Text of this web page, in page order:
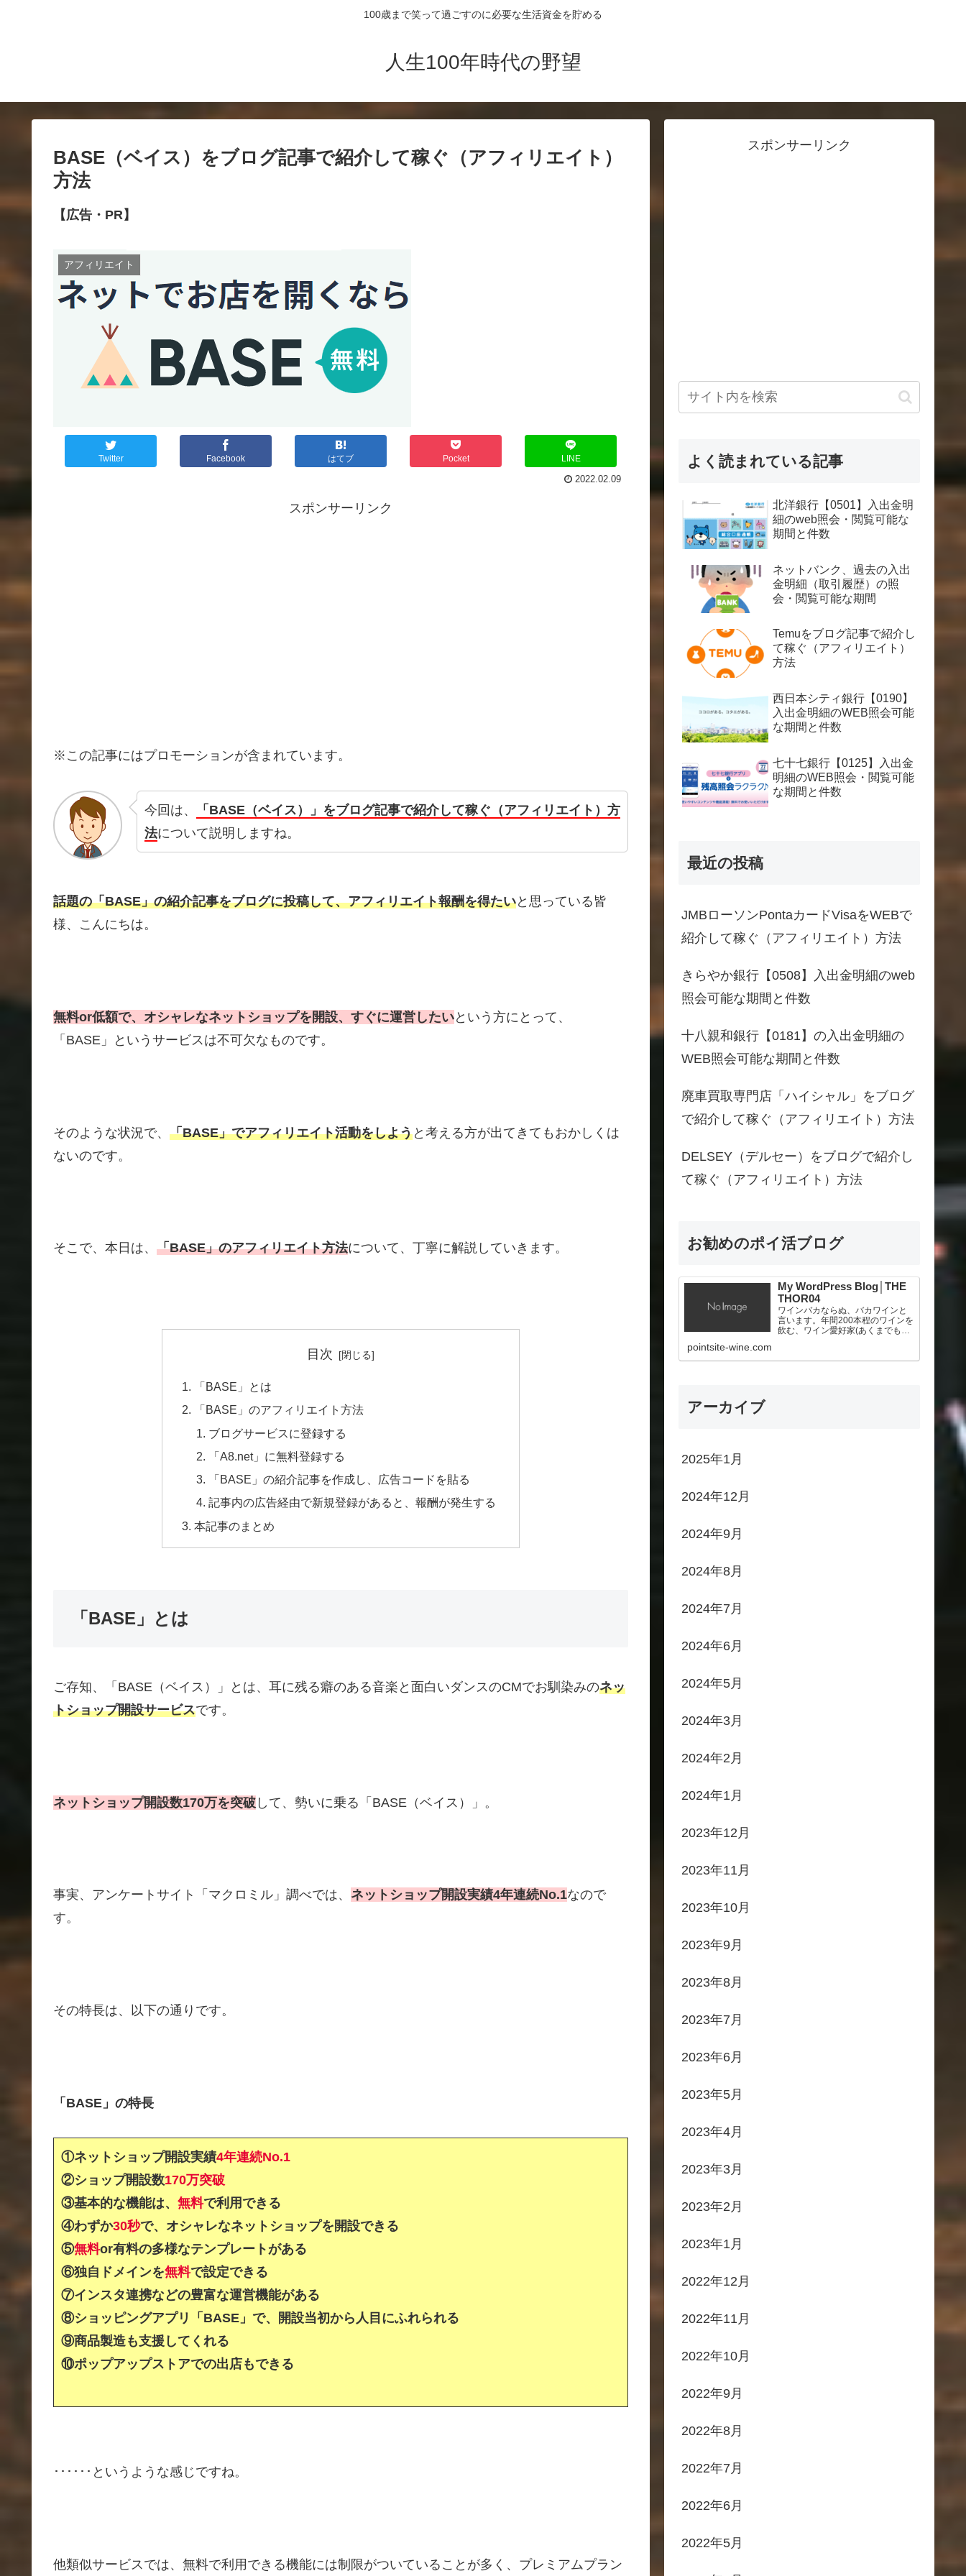
100歳まで笑って過ごすのに必要な生活資金を貯める
人生100年時代の野望
BASE（ベイス）をブログ記事で紹介して稼ぐ（アフィリエイト）
方法
【広告・PR】
アフィリエイト
Twitter Facebook はてブ Pocket LINE
2022.02.09
スポンサーリンク
※この記事にはプロモーションが含まれています。
今回は、
「BASE（ベイス）」をブログ記事で紹介して稼ぐ（アフィリエイト）方
法について説明しますね。
話題の「BASE」の紹介記事をブログに投稿して、アフィリエイト報酬を得たいと思っている皆
様、こんにちは。
無料or低額で、オシャレなネットショップを開設、すぐに運営したいという方にとって、
「BASE」というサービスは不可欠なものです。
そのような状況で、 「BASE」でアフィリエイト活動をしようと考える方が出てきてもおかしくは
ないのです。
そこで、本日は、 「BASE」のアフィリエイト方法について、丁寧に解説していきます。
目次
「BASE」とは
「BASE」のアフィリエイト方法
ブログサービスに登録する
「A8.net」に無料登録する
「BASE」の紹介記事を作成し、広告コードを貼る
記事内の広告経由で新規登録があると、報酬が発生する
本記事のまとめ
「BASE」とは
ご存知、「BASE（ベイス）」とは、耳に残る癖のある音楽と面白いダンスのCMでお馴染みのネッ
トショップ開設サービスです。
ネットショップ開設数170万を突破 して、勢いに乗る「BASE（ベイス）」。
事実、アンケートサイト「マクロミル」調べでは、 ネットショップ開設実績4年連続No.1なので
す。
その特長は、以下の通りです。
「BASE」の特長
①ネットショップ開設実績4年連続No.1
②ショップ開設数170万突破
③基本的な機能は、 無料で利用できる
④わずか30秒で、オシャレなネットショップを開設できる
⑤無料or有料の多様なテンプレートがある
⑥独自ドメインを無料で設定できる
⑦インスタ連携などの豊富な運営機能がある
⑧ショッピングアプリ「BASE」で、開設当初から人目にふれられる
⑨商品製造も支援してくれる
⑩ポップアップストアでの出店もできる
･･････というような感じですね。
他類似サービスでは、無料で利用できる機能には制限がついていることが多く、プレミアムプラン
スポンサーリンク
よく読まれている記事
北洋銀行【0501】入出金明
細のweb照会・閲覧可能な
期間と件数
ネットバンク、過去の入出
金明細（取引履歴）の照
会・閲覧可能な期間
Temuをブログ記事で紹介し
て稼ぐ（アフィリエイト）
方法
西日本シティ銀行【0190】
入出金明細のWEB照会可能
な期間と件数
七十七銀行【0125】入出金
明細のWEB照会・閲覧可能
な期間と件数
最近の投稿
JMBローソンPontaカードVisaをWEBで
紹介して稼ぐ（アフィリエイト）方法
きらやか銀行【0508】入出金明細のweb
照会可能な期間と件数
十八親和銀行【0181】の入出金明細の
WEB照会可能な期間と件数
廃車買取専門店「ハイシャル」をブログ
で紹介して稼ぐ（アフィリエイト）方法
DELSEY（デルセー）をブログで紹介し
て稼ぐ（アフィリエイト）方法
お勧めのポイ活ブログ
My WordPress Blog│THE
THOR04
ワインバカならぬ、バカワインと
言います。年間200本程のワインを
飲む、ワイン愛好家(あくまでも素
いたいと願う、サラリーマン。
pointsite-wine.com
アーカイブ
2025年1月
2024年12月
2024年9月
2024年8月
2024年7月
2024年6月
2024年5月
2024年3月
2024年2月
2024年1月
2023年12月
2023年11月
2023年10月
2023年9月
2023年8月
2023年7月
2023年6月
2023年5月
2023年4月
2023年3月
2023年2月
2023年1月
2022年12月
2022年11月
2022年10月
2022年9月
2022年8月
2022年7月
2022年6月
2022年5月